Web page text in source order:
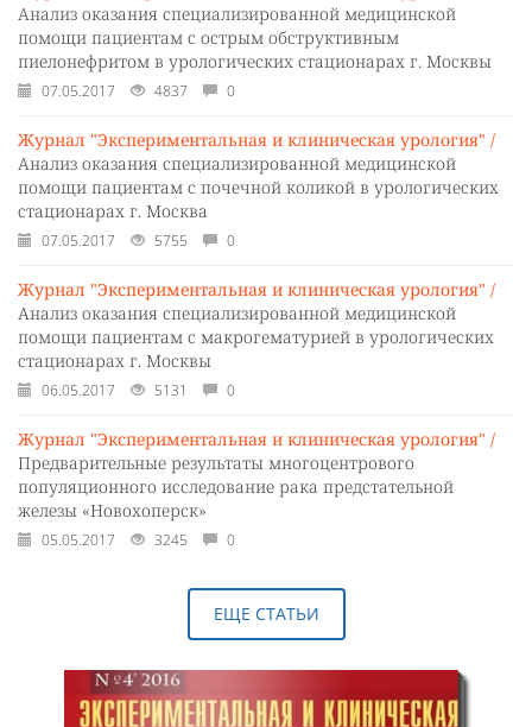
Анализ оказания специализированной медицинской
помощи пациентам с острым обструктивным
пиелонефритом в урологических стационарах г. Москвы
07.05.2017 4837 0
Журнал "Экспериментальная и клиническая урология" /
Анализ оказания специализированной медицинской
помощи пациентам с почечной коликой в урологических
стационарах г. Москва
07.05.2017 5755 0
Журнал "Экспериментальная и клиническая урология" /
Анализ оказания специализированной медицинской
помощи пациентам с макрогематурией в урологических
стационарах г. Москвы
06.05.2017 5131 0
Журнал "Экспериментальная и клиническая урология" /
Предварительные результаты многоцентрового
популяционного исследование рака предстательной
железы «Новохоперск»
05.05.2017 3245 0
ЕЩЕ СТАТЬИ